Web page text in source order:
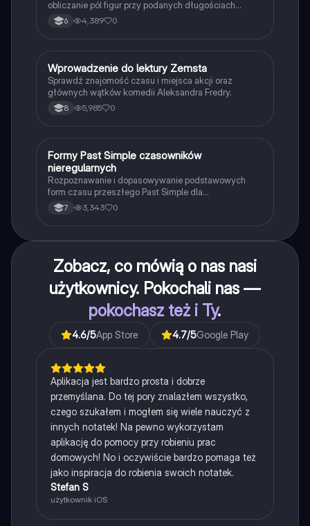
obliczanie pól figur przy podanych długościach
boków i wysokości.
6 4,389 0
WJęzyk polski
Wprowadzenie do lektury Zemsta
Sprawdź znajomość czasu i miejsca akcji oraz
głównych wątków komedii Aleksandra Fredry.
8 5,985 0
FJęzyk angielski
Formy Past Simple czasowników
nieregularnych
Rozpoznawanie i dopasowywanie podstawowych
form czasu przeszłego Past Simple dla
najpopularniejszych czasowników nieregularnych.
7 3,343 0
Zobacz, co mówią o nas nasi
użytkownicy. Pokochali nas —
pokochasz też i Ty.
4.6/5App Store 4.7/5Google Play
Aplikacja jest bardzo prosta i dobrze
przemyślana. Do tej pory znalazłem wszystko,
czego szukałem i mogłem się wiele nauczyć z
innych notatek! Na pewno wykorzystam
aplikację do pomocy przy robieniu prac
domowych! No i oczywiście bardzo pomaga też
jako inspiracja do robienia swoich notatek.
Stefan S
użytkownik iOS